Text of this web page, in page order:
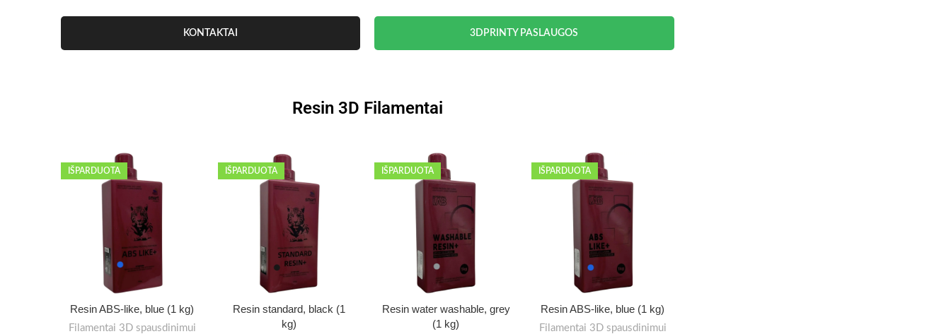
KONTAKTAI 3DPRINTY PASLAUGOS
Resin 3D Filamentai
IŠPARDUOTA
Resin ABS-like, blue (1 kg)
Filamentai 3D spausdinimui
IŠPARDUOTA
Resin standard, black (1
kg)
IŠPARDUOTA
Resin water washable, grey
(1 kg)
IŠPARDUOTA
Resin ABS-like, blue (1 kg)
Filamentai 3D spausdinimui